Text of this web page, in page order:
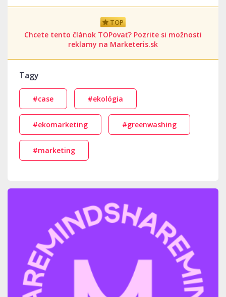
TOP
Chcete tento článok TOPovať? Pozrite si možnosti
reklamy na Marketeris.sk
Tagy
#case #ekológia
#ekomarketing #greenwashing
#marketing